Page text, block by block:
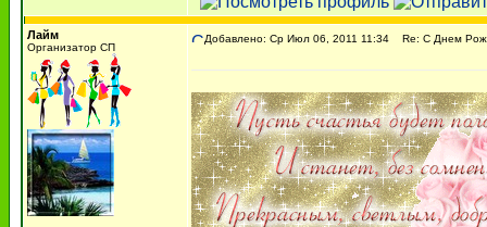
Лайм
Организатор СП
Добавлено: Ср Июл 06, 2011 11:34 Re: С Днем